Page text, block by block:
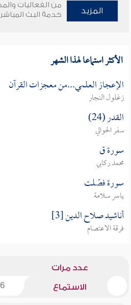
المزيد
من الفعاليات
خدمة البث المباشر
الأكثر استماعا لهذا الشهر
الإعجاز العلمي...من معجزات القرآن
زغلول النجار
القدر (24)
سفر الحوالي
سورة ق
محمد ركابي
سورة فصّلت
ياسر سلامة
أناشيد صلاح الدين [3]
فرقة الاعتصام
عدد مرات
الاستماع